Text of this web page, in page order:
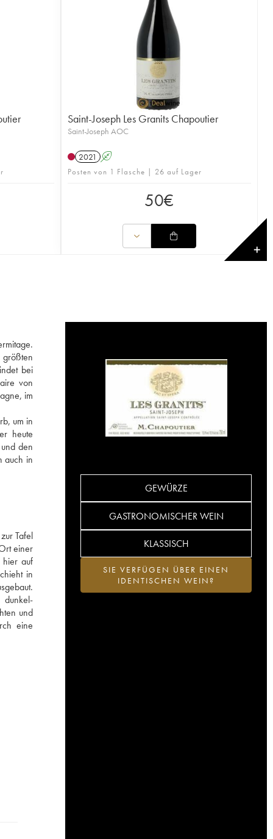
Saint-Joseph Les Granits Chapoutier
Saint-Joseph AOC
2021 A
Posten von 1 Flasche | 26 auf Lager
50€
✕
bei
von
im
um in
heute
den
auch in
Tafel
einer
hier auf
in
dunkel-
und
eine
GEWÜRZE
GASTRONOMISCHER WEIN
KLASSISCH
SIE VERFÜGEN ÜBER EINEN
IDENTISCHEN WEIN?